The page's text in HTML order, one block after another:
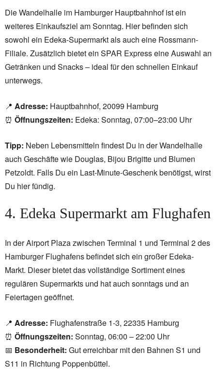
Die Wandelhalle im Hamburger Hauptbahnhof ist ein
weiteres Einkaufsziel am Sonntag. Hier befinden sich
sowohl ein Edeka-Supermarkt als auch eine Rossmann-
Filiale. Zusätzlich bietet ein SPAR Express eine Auswahl an
Getränken und Snacks – ideal für den schnellen Einkauf
unterwegs.
📍 Adresse: Hauptbahnhof, 20099 Hamburg
⏰ Öffnungszeiten: Edeka: Sonntag, 07:00–23:00 Uhr
Tipp: Neben Lebensmitteln findest Du in der Wandelhalle
auch Geschäfte wie Douglas, Bijou Brigitte und Blumen
Petzoldt. Falls Du ein Last-Minute-Geschenk benötigst, wirst
Du hier fündig.
4. Edeka Supermarkt am Flughafen
In der Airport Plaza zwischen Terminal 1 und Terminal 2 des
Hamburger Flughafens befindet sich ein großer Edeka-
Markt. Dieser bietet das vollständige Sortiment eines
regulären Supermarkts und hat auch sonntags und an
Feiertagen geöffnet.
📍 Adresse: Flughafenstraße 1-3, 22335 Hamburg
⏰ Öffnungszeiten: Sonntag, 06:00 – 22:00 Uhr
📅 Besonderheit: Gut erreichbar mit den Bahnen S1 und
S11 in Richtung Poppenbüttel.